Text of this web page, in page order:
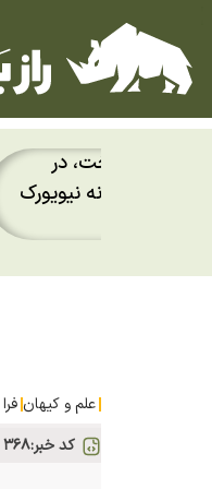
علم و کیهان
کد خبر:۳۶۸